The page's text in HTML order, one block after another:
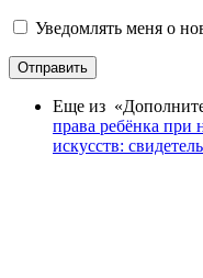
Уведомлять меня о
Отправить
Еще из
права ребёнка при
искусств: